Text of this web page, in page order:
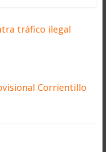
tráfico ilegal
Corrientillo